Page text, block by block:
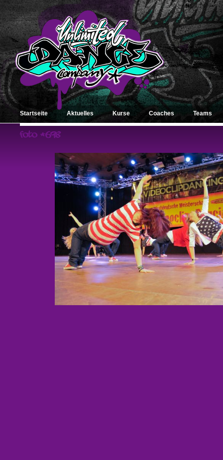
Startseite Aktuelles Kurse Coaches Teams